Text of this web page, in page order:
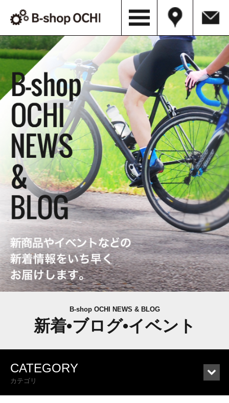
B-shop OCHI NEWS & BLOG
新着•ブログ•イベント
CATEGORY
カテゴリ